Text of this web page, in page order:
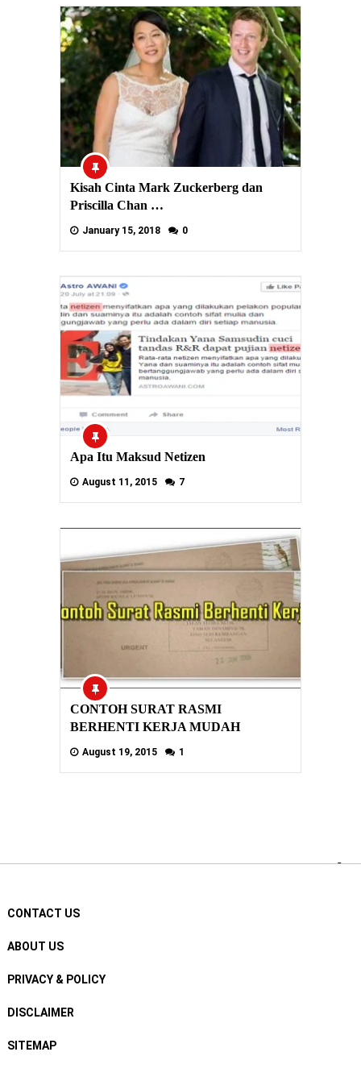
Kisah Cinta Mark Zuckerberg dan
Priscilla Chan …
January 15, 2018 0
Apa Itu Maksud Netizen
August 11, 2015 7
CONTOH SURAT RASMI
BERHENTI KERJA MUDAH
August 19, 2015 1
CONTACT US
ABOUT US
PRIVACY & POLICY
DISCLAIMER
SITEMAP